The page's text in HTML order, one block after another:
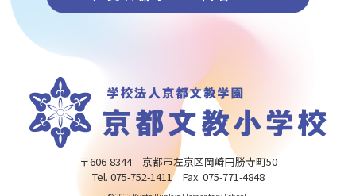
〒606-8344 京都市左京区岡崎円勝寺町50
Tel. 075-752-1411 Fax. 075-771-4848